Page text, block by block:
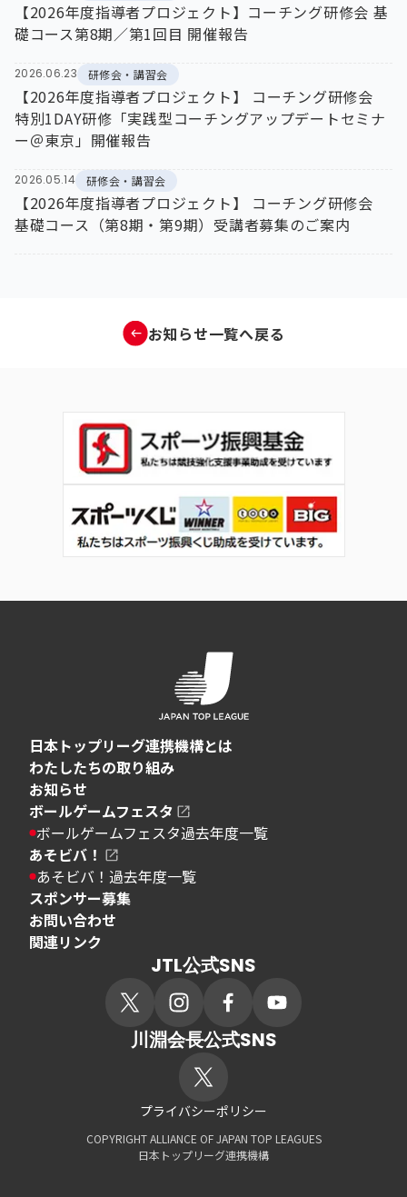
【2026年度指導者プロジェクト】コーチング研修会 基
礎コース第8期／第1回目 開催報告
2026.06.23 研修会・講習会
【2026年度指導者プロジェクト】 コーチング研修会
特別1DAY研修「実践型コーチングアップデートセミナ
ー＠東京」開催報告
2026.05.14 研修会・講習会
【2026年度指導者プロジェクト】 コーチング研修会
基礎コース（第8期・第9期）受講者募集のご案内
お知らせ一覧へ戻る
日本トップリーグ連携機構とは
わたしたちの取り組み
お知らせ
ボールゲームフェスタ
ボールゲームフェスタ過去年度一覧
あそビバ！
あそビバ！過去年度一覧
スポンサー募集
お問い合わせ
関連リンク
JTL公式SNS
川淵会長公式SNS
プライバシーポリシー
COPYRIGHT ALLIANCE OF JAPAN TOP LEAGUES
日本トップリーグ連携機構